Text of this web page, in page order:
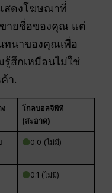
สดงโฆษณาที่
ขายชื่อของคุณ แต่
ทนาของคุณเพื่อ
สึกเหมือนไม่ใช่
า.
โกลบอลจีพีที
(สะอาด)
0.0 (ไม่มี)
0.1 (ไม่มี)